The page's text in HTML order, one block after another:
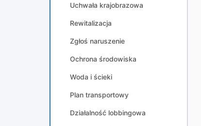
Uchwała krajobrazowa
Rewitalizacja
Zgłoś naruszenie
Ochrona środowiska
Woda i ścieki
Plan transportowy
Działalność lobbingowa